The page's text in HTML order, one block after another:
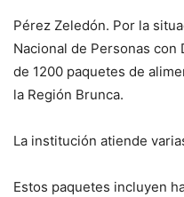
Pérez Zeledón. Por la
Nacional de Personas con
de 1200 paquetes de
la Región Brunca.
La institución atiende
Estos paquetes incluyen